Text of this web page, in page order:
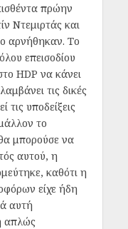
πρώην
Ντεμιρτάς και
αρνήθηκαν. Το
επεισοδίου
HDP να κάνει
τις δικές
τις υποδείξεις
το
μπορούσε να
αυτού, η
καθότι η
είχε ήδη
αυτή
απλώς